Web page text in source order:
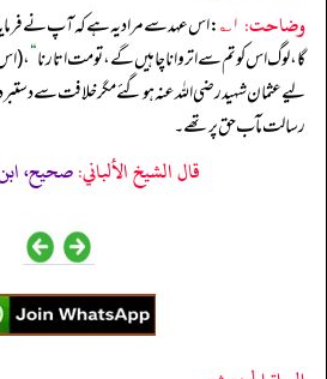
وضاحت: ۱؎ : اس عہد سے مراد یہ ہے کہ آپ نے
گا، لوگ اس کو تم سے اتروانا چاہیں گے، تو مت اتارنا“،
لیے عثمان شہید رضی الله عنہ ہو گئے مگر خلافت سے
رسالت مآب حق پر تھے۔
قال الشيخ الألباني:صحيح، ابن